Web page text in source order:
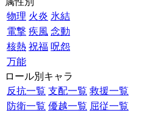
物理 火炎 氷結
電撃 疾風 念動
核熱 祝福 呪怨
万能
ロール別キャラ
反抗一覧 支配一覧 救援一覧
防衛一覧 優越一覧 屈従一覧